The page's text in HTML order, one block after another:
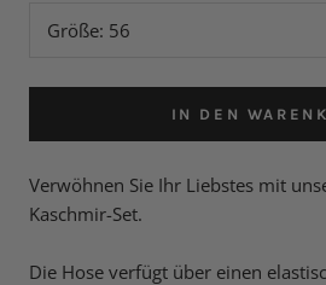
Größe: 56
IN DEN
Verwöhnen Sie Ihr Liebstes mit
Kaschmir-Set.
Die Hose verfügt über einen